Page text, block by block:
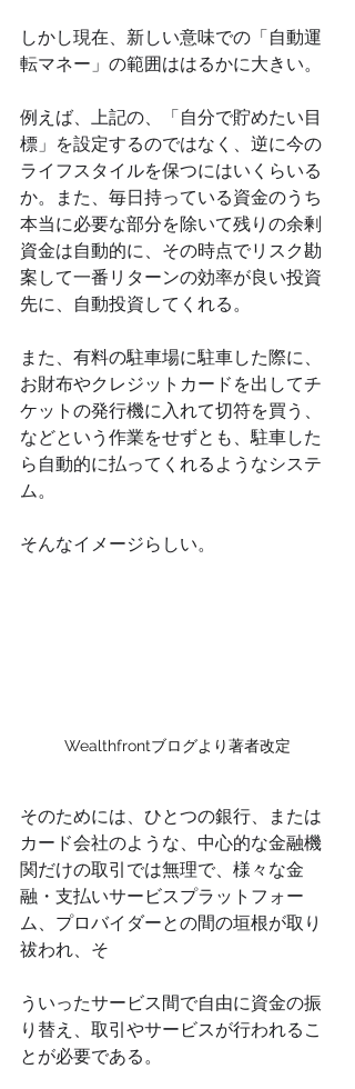
しかし現在、新しい意味での「自動運
転マネー」の範囲ははるかに大きい。
例えば、上記の、「自分で貯めたい目
標」を設定するのではなく、逆に今の
ライフスタイルを保つにはいくらいる
か。また、毎日持っている資金のうち
本当に必要な部分を除いて残りの余剰
資金は自動的に、その時点でリスク勘
案して一番リターンの効率が良い投資
先に、自動投資してくれる。
また、有料の駐車場に駐車した際に、
お財布やクレジットカードを出してチ
ケットの発行機に入れて切符を買う、
などという作業をせずとも、駐車した
ら自動的に払ってくれるようなシステ
ム。
そんなイメージらしい。
Wealthfrontブログより著者改定
そのためには、ひとつの銀行、または
カード会社のような、中心的な金融機
関だけの取引では無理で、様々な金
融・支払いサービスプラットフォー
ム、プロバイダーとの間の垣根が取り
祓われ、そ
ういったサービス間で自由に資金の振
り替え、取引やサービスが行われるこ
とが必要である。